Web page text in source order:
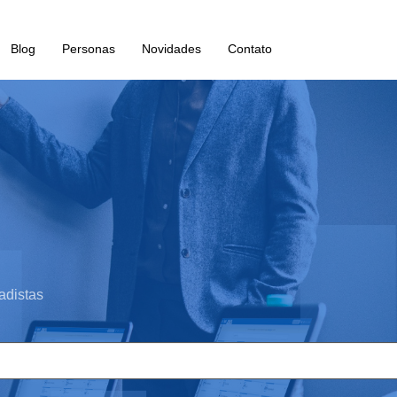
Blog Personas Novidades Contato